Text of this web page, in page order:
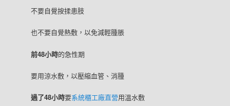
不要自覺按揉患肢
也不要自覺熱敷，以免減輕腫脹
前48小時的急性期
要用涼水敷，以壓縮血管、消腫
過了48小時要系統櫃工廠直營用溫水敷